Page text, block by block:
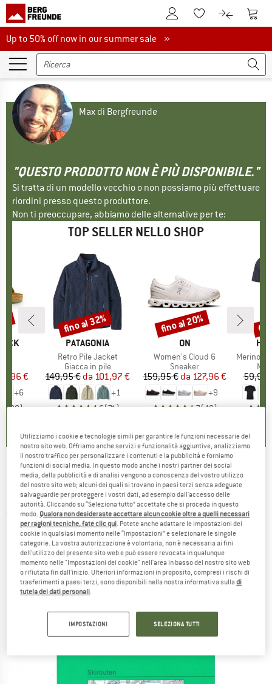
Al conto clienteAlla lista
Al Al
Up to 50% off now in our summer sale
Up to 50% off now in our summer sale »
Max di Bergfreunde
"QUESTO PRODOTTO NON È PIÙ DISPONIBILE."
Si tratta di un modello vecchio o non possiamo più effettuare
riordini presso questo produttore.
Non ti preoccupare, abbiamo delle alternative per te:
TOP SELLER NELLO SHOP
ridotto
€
+6
(20)
MARCHIO
PATAGONIA
Articolo
Retro Pile Jacket
Gruppo di prodotti
Giacca in pile
Prezzo
149,95 € Prezzo ridotto
da 101,97 €
+1
4,6(71 )
Sconto
fino al 32%
MARCHIO
ON
Articolo
Women's Cloud 6
Gruppo di prodotti
Sneaker
Prezzo
159,95 € Prezzo ridotto
da 127,96 €
+9
4,7( 48)
Sconto
fino al 20%
Articolo
MerinoMix150
59,95
DAV - Ötztaler Alpen, Gurgl 30/1 - Guide allo
sci alpinismo
(0)
Utilizziamo i cookie e tecnologie simili per garantire le funzioni necessarie del
nostro sito web. Offriamo anche servizi e funzionalità aggiuntive, analizziamo
il nostro traffico per personalizzare i contenuti e la pubblicità e forniamo
funzioni di social media. In questo modo anche i nostri partner dei social
media, della pubblicità e di analisi vengono a conoscenza del vostro utilizzo
del nostro sito web; alcuni dei quali si trovano in paesi terzi senza adeguate
salvaguardie per proteggere i vostri dati, ad esempio dall'accesso delle
autorità. Cliccando su “Seleziona tutto” accettate che si proceda in questo
modo. Qualora non desideraste accettare alcun cookie oltre a quelli necessari
per ragioni tecniche, fate clic qui . Potete anche adattare le impostazioni dei
cookie in qualsiasi momento nelle “Impostazioni” e selezionare le singole
categorie. La vostra autorizzazione è volontaria, non è necessaria ai fini
dell'utilizzo del presente sito web e può essere revocata in qualunque
momento nelle "Impostazioni dei cookie" nell'area in basso del nostro sito web
o rifiutata fin dall'inizio. Ulteriori informazioni in proposito, compresi i rischi di
trasferimenti a paesi terzi, sono disponibili nella nostra informativa sulladi
tutela dei dati personali
IMPOSTAZIONI SELEZIONA TUTTI